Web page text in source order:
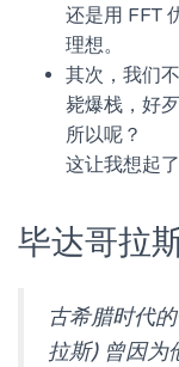
还是用 FFT
理想。
其次，我们
毙爆栈，好
所以呢？
这让我想起
毕达哥拉
古希腊时代
拉斯) 曾因为